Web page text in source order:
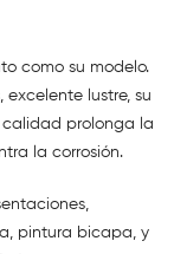
como su modelo.
lustre, su
prolonga la
la corrosión.
pintura bicapa, y